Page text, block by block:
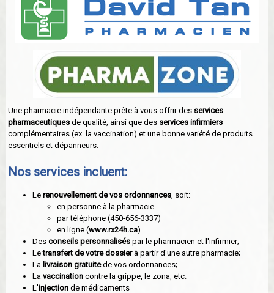
Une pharmacie indépendante prête à vous offrir des services
pharmaceutiques de qualité, ainsi que des services infirmiers
complémentaires (ex. la vaccination) et une bonne variété de produits
essentiels et dépanneurs.
Nos services incluent:
Le renouvellement de vos ordonnances, soit:
en personne à la pharmacie
par téléphone (450-656-3337)
en ligne (www.rx24h.ca)
Des conseils personnalisés par le pharmacien et l'infirmier;
Letransfert de votre dossierà partir d'une autre pharmacie;
La livraison gratuitede vos ordonnances;
La vaccination contre la grippe, le zona, etc.
L'injection de médicaments